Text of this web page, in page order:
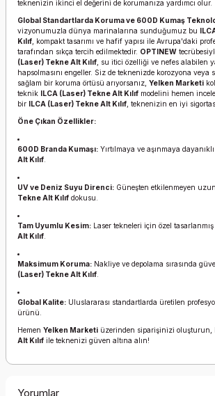
teknenizin ikinci el değerini de korumanıza yardımcı olur.
Global Standartlarda Koruma ve 600D Kumaş
vizyonumuzla dünya marinalarına sunduğumuz bu
Kılıf , kompakt tasarımı ve hafif yapısı ile Avrupa'daki
tarafından sıkça tercih edilmektedir. OPTINEW
(Laser) Tekne Alt Kılıf , su itici özelliği ve nefes alabilen
hapsolmasını engeller. Siz de teknenizde korozyona veya
sağlam bir koruma örtüsü arıyorsanız, Yelken Marketi
teknik ILCA (Laser) Tekne Alt Kılıf modelini hemen
bir ILCA (Laser) Tekne Alt Kılıf , teknenizin en iyi
Öne Çıkan Özellikler:
600D Branda Kumaşı: Yırtılmaya ve aşınmaya dayanıklı
Alt Kılıf
UV ve Deniz Suyu Direnci: Güneşten etkilenmeyen
Tekne Alt Kılıf dokusu.
Tam Uyumlu Kesim: Laser tekneleri için özel tasarlanmış
Alt Kılıf
Maksimum Koruma: Nakliye ve depolama sırasında
(Laser) Tekne Alt Kılıf
Global Kalite: Uluslararası standartlarda üretilen
ürünü.
Hemen Yelken Marketi üzerinden siparişinizi oluşturun,
Alt Kılıf ile teknenizi güven altına alın!
Yorumlar